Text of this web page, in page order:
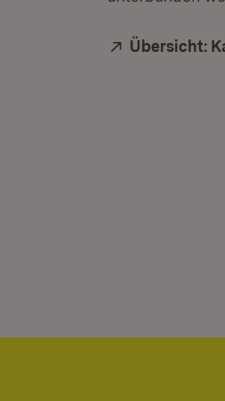
Extern:
Übersicht: